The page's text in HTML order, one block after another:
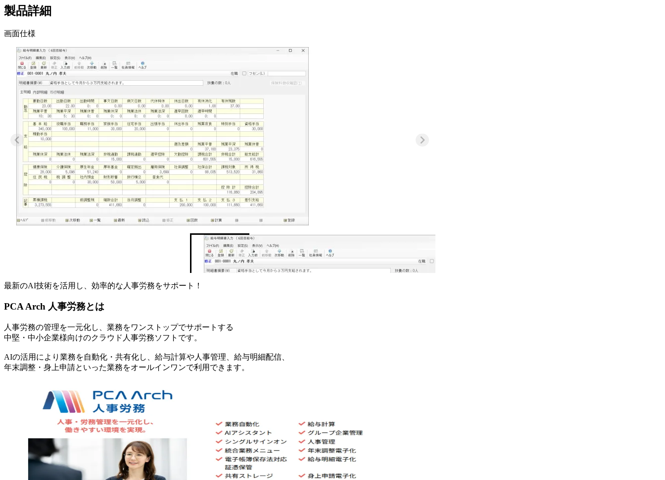
製品詳細
画面仕様
最新のAI技術を活用し、効率的な人事労務をサポート！
PCA Arch 人事労務とは
人事労務の管理を一元化し、業務をワンストップでサポートする
中堅・中小企業様向けのクラウド人事労務ソフトです。
AIの活用により業務を自動化・共有化し、給与計算や人事管理、給与明細配信、
年末調整・身上申請といった業務をオールインワンで利用できます。